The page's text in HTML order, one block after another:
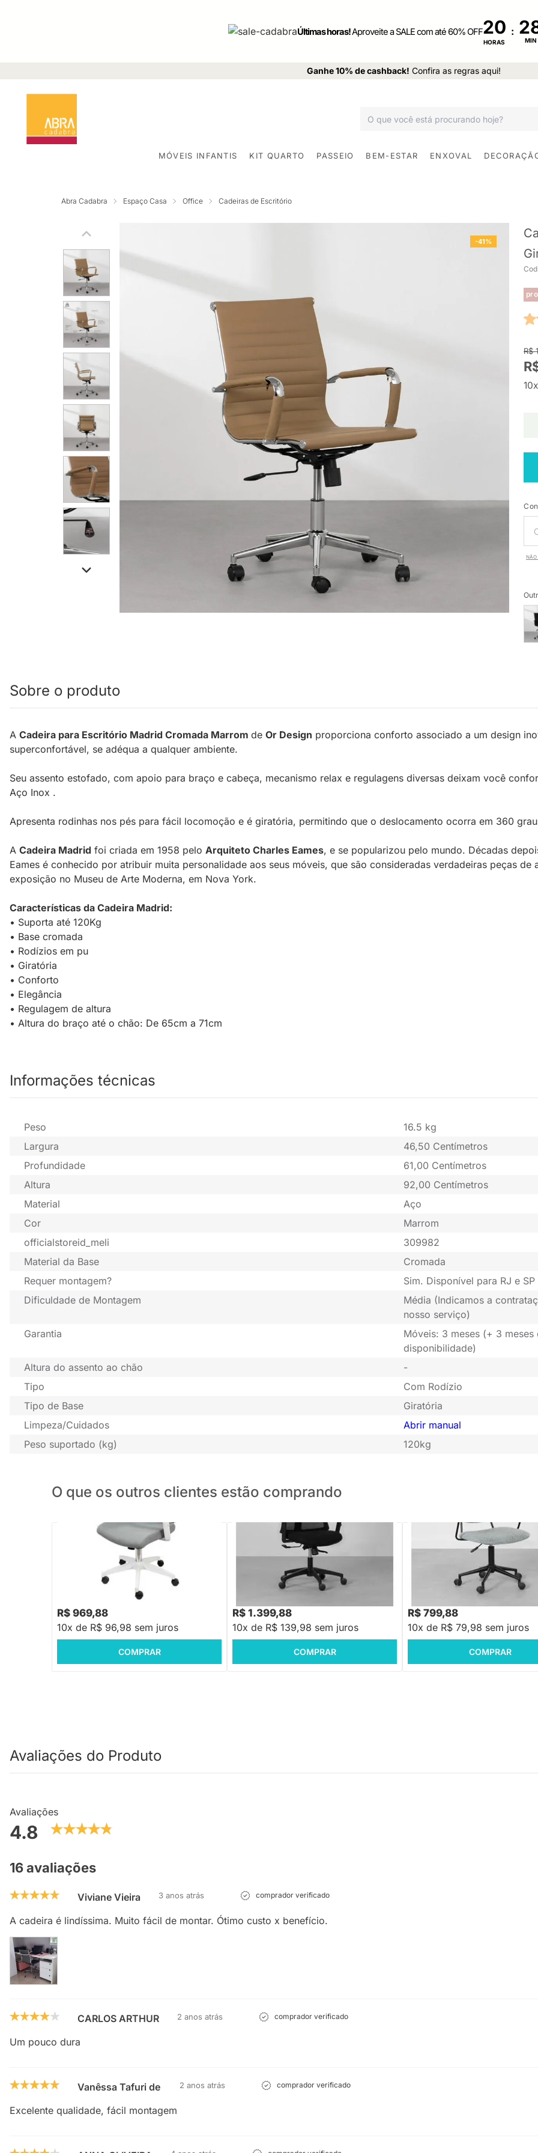
Últimas horas!Aproveite a SALE com até 60% OFF20
HORAS
:
MIN
Ganhe 10% de cashback! Confira as regras aqui!
MÓVEIS INFANTIS KIT QUARTO PASSEIO BEM-ESTAR ENXOVAL
Abra Cadabra Espaço Casa Office Cadeiras de Escritório
-41%
R$
NÃO
Sobre o produto
A Cadeira para Escritório Madrid Cromada Marrom de Or Design proporciona conforto associado a um design
superconfortável, se adéqua a qualquer ambiente.
Seu assento estofado, com apoio para braço e cabeça, mecanismo relax e regulagens diversas deixam você
Aço Inox .
Apresenta rodinhas nos pés para fácil locomoção e é giratória, permitindo que o deslocamento ocorra em 360
A Cadeira Madrid foi criada em 1958 pelo Arquiteto Charles Eames, e se popularizou pelo mundo. Décadas
Eames é conhecido por atribuir muita personalidade aos seus móveis, que são consideradas verdadeiras peças de
exposição no Museu de Arte Moderna, em Nova York.
Características da Cadeira Madrid:
• Suporta até 120Kg
• Base cromada
• Rodízios em pu
• Giratória
• Conforto
• Elegância
• Regulagem de altura
• Altura do braço até o chão: De 65cm a 71cm
Informações técnicas
Peso
16.5 kg
Largura
46,50 Centímetros
Profundidade
61,00 Centímetros
Altura
92,00 Centímetros
Material
Aço
Cor
Marrom
officialstoreid_meli
309982
Material da Base
Cromada
Requer montagem?
Sim. Disponível para RJ e
Dificuldade de Montagem
Média (Indicamos a
nosso serviço)
Garantia
Móveis: 3 meses (+ 3
disponibilidade)
Altura do assento ao chão
-
Tipo
Com Rodízio
Tipo de Base
Giratória
Limpeza/Cuidados
Abrir manual
Peso suportado (kg)
120kg
O que os outros clientes estão comprando
PRONTA ENTREGA
Cadeira de Escritório França Baixa
Giratória com Braço - Cinza
R$ 969,88
10x de R$ 96,98 sem juros
COMPRAR
PRONTA ENTREGA
R$ 1.399,88
10x de R$ 139,98 sem juros
COMPRAR
PRONTA ENTREGA
Cadeira de Escritório Collin - Cinza
R$ 799,88
10x de R$ 79,98 sem juros
COMPRAR
Avaliações do Produto
Avaliações
4.8
16 avaliações
Viviane Vieira 3 anos atrás comprador verificado
A cadeira é lindíssima. Muito fácil de montar. Ótimo custo x benefício.
CARLOS ARTHUR 2 anos atrás comprador verificado
Um pouco dura
Vanêssa Tafuri de melo2 anos atrás comprador verificado
Excelente qualidade, fácil montagem